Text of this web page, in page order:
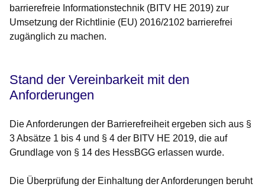
barrierefreie Informationstechnik (BITV HE 2019) zur
Umsetzung der Richtlinie (EU) 2016/2102 barrierefrei
zugänglich zu machen.
Stand der Vereinbarkeit mit den
Anforderungen
Die Anforderungen der Barrierefreiheit ergeben sich aus §
3 Absätze 1 bis 4 und § 4 der BITV HE 2019, die auf
Grundlage von § 14 des HessBGG erlassen wurde.
Die Überprüfung der Einhaltung der Anforderungen beruht